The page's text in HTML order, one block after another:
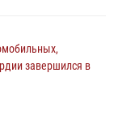
завершился в